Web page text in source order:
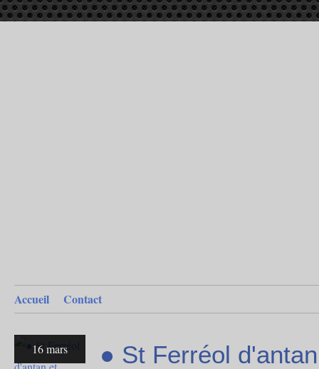
Accueil Contact
16 mars
● St Ferréol